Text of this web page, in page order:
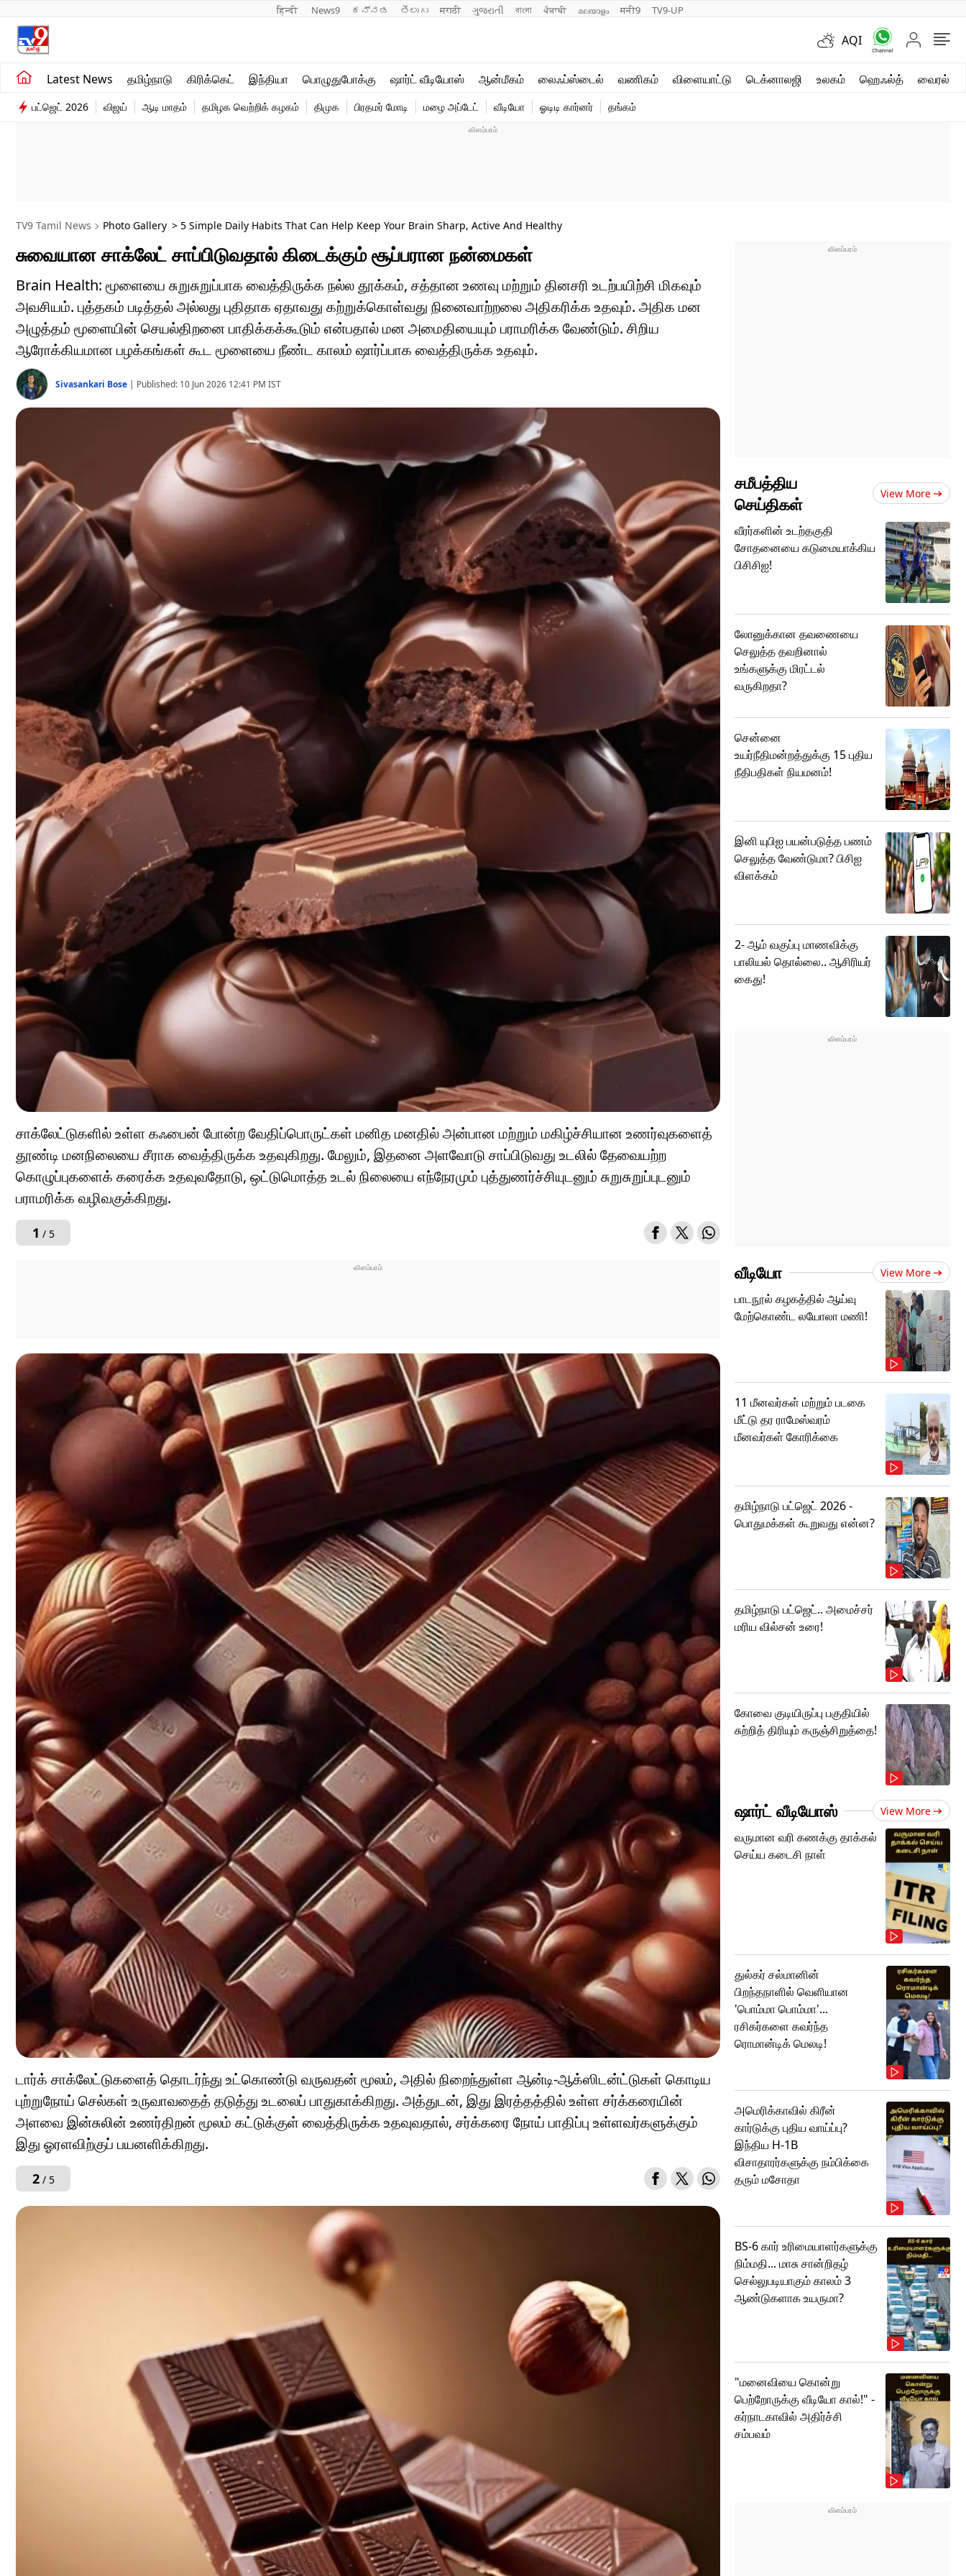
हिन्दी News9 ಕನ್ನಡ తెలుగు मराठी ગુજરાતી বাংলা ਪੰਜਾਬੀ മലയാളം मनी9 TV9-UP
AQI
Latest News தமிழ்நாடு கிரிக்கெட் இந்தியா பொழுதுபோக்கு ஷார்ட் வீடியோஸ் ஆன்மீகம் லைஃப்ஸ்டைல் வணிகம் விளையாட்டு டெக்னாலஜி உலகம் ஹெஃல்த் வைரல்
சமீபத்திய செய்திகள்
தமிழ்நாடு
விளையாட்டு
வணிகம்
வைரல்
பட்ஜெட் 2026 விஜய் ஆடி மாதம் தமிழக வெற்றிக் கழகம் திமுக பிரதமர் மோடி மழை அப்டேட் வீடியோ ஓடிடி கார்னர் தங்கம்
TV9 Tamil News Photo Gallery > 5 Simple Daily Habits That Can Help Keep Your Brain Sharp, Active And Healthy
சுவையான சாக்லேட் சாப்பிடுவதால் கிடைக்கும் சூப்பரான நன்மைகள்
Brain Health: மூளையை சுறுசுறுப்பாக வைத்திருக்க நல்ல தூக்கம், சத்தான உணவு மற்றும் தினசரி உடற்பயிற்சி மிகவும்
அவசியம். புத்தகம் படித்தல் அல்லது புதிதாக ஏதாவது கற்றுக்கொள்வது நினைவாற்றலை அதிகரிக்க உதவும். அதிக மன
அழுத்தம் மூளையின் செயல்திறனை பாதிக்கக்கூடும் என்பதால் மன அமைதியையும் பராமரிக்க வேண்டும். சிறிய
ஆரோக்கியமான பழக்கங்கள் கூட மூளையை நீண்ட காலம் ஷார்ப்பாக வைத்திருக்க உதவும்.
Sivasankari Bose | Published: 10 Jun 2026 12:41 PM IST
சாக்லேட்டுகளில் உள்ள கஃபைன் போன்ற வேதிப்பொருட்கள் மனித மனதில் அன்பான மற்றும் மகிழ்ச்சியான உணர்வுகளைத்
தூண்டி மனநிலையை சீராக வைத்திருக்க உதவுகிறது. மேலும், இதனை அளவோடு சாப்பிடுவது உடலில் தேவையற்ற
கொழுப்புகளைக் கரைக்க உதவுவதோடு, ஒட்டுமொத்த உடல் நிலையை எந்நேரமும் புத்துணர்ச்சியுடனும் சுறுசுறுப்புடனும்
பராமரிக்க வழிவகுக்கிறது.
1 / 5
டார்க் சாக்லேட்டுகளைத் தொடர்ந்து உட்கொண்டு வருவதன் மூலம், அதில் நிறைந்துள்ள ஆன்டி-ஆக்ஸிடன்ட்டுகள் கொடிய
புற்றுநோய் செல்கள் உருவாவதைத் தடுத்து உடலைப் பாதுகாக்கிறது. அத்துடன், இது இரத்தத்தில் உள்ள சர்க்கரையின்
அளவை இன்சுலின் உணர்திறன் மூலம் கட்டுக்குள் வைத்திருக்க உதவுவதால், சர்க்கரை நோய் பாதிப்பு உள்ளவர்களுக்கும்
இது ஓரளவிற்குப் பயனளிக்கிறது.
2/ 5
சமீபத்திய
செய்திகள்
View More
வீரர்களின் உடற்தகுதி
சோதனையை கடுமையாக்கிய
பிசிசிஐ!
லோனுக்கான தவணையை
செலுத்த தவறினால்
உங்களுக்கு மிரட்டல்
வருகிறதா?
சென்னை
உயர்நீதிமன்றத்துக்கு 15 புதிய
நீதிபதிகள் நியமனம்!
இனி யுபிஐ பயன்படுத்த பணம்
செலுத்த வேண்டுமா? பிசிஐ
விளக்கம்
2- ஆம் வகுப்பு மாணவிக்கு
பாலியல் தொல்லை.. ஆசிரியர்
கைது!
வீடியோ View More
பாடநூல் கழகத்தில் ஆய்வு
மேற்கொண்ட லயோலா மணி!
11 மீனவர்கள் மற்றும் படகை
மீட்டு தர ராமேஸ்வரம்
மீனவர்கள் கோரிக்கை
தமிழ்நாடு பட்ஜெட் 2026 -
பொதுமக்கள் கூறுவது என்ன?
தமிழ்நாடு பட்ஜெட்.. அமைச்சர்
மரிய வில்சன் உரை!
கோவை குடியிருப்பு பகுதியில்
சுற்றித் திரியும் கருஞ்சிறுத்தை!
ஷார்ட் வீடியோஸ் View More
வருமான வரி கணக்கு தாக்கல்
செய்ய கடைசி நாள்
துல்கர் சல்மானின்
பிறந்தநாளில் வெளியான
'பொம்மா பொம்மா'...
ரசிகர்களை கவர்ந்த
ரொமான்டிக் மெலடி!
அமெரிக்காவில் கிரீன்
கார்டுக்கு புதிய வாய்ப்பு?
இந்திய H-1B
விசாதாரர்களுக்கு நம்பிக்கை
தரும் மசோதா
BS-6 கார் உரிமையாளர்களுக்கு
நிம்மதி... மாசு சான்றிதழ்
செல்லுபடியாகும் காலம் 3
ஆண்டுகளாக உயருமா?
"மனைவியை கொன்று
பெற்றோருக்கு வீடியோ கால்!" -
கர்நாடகாவில் அதிர்ச்சி
சம்பவம்